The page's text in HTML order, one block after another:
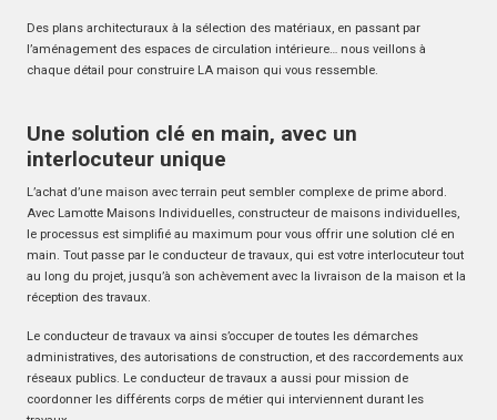
Des plans architecturaux à la sélection des matériaux, en passant par
l’aménagement des espaces de circulation intérieure… nous veillons à
chaque détail pour construire LA maison qui vous ressemble.
Une solution clé en main, avec un
interlocuteur unique
L’achat d’une maison avec terrain peut sembler complexe de prime abord.
Avec Lamotte Maisons Individuelles, constructeur de maisons individuelles,
le processus est simplifié au maximum pour vous offrir une solution clé en
main. Tout passe par le conducteur de travaux, qui est votre interlocuteur tout
au long du projet, jusqu’à son achèvement avec la livraison de la maison et la
réception des travaux.
Le conducteur de travaux va ainsi s’occuper de toutes les démarches
administratives, des autorisations de construction, et des raccordements aux
réseaux publics. Le conducteur de travaux a aussi pour mission de
coordonner les différents corps de métier qui interviennent durant les